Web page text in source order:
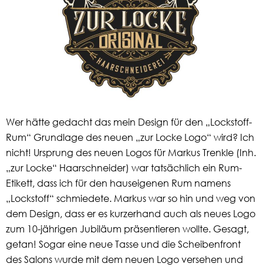
Wer hätte gedacht das mein Design für den „Lockstoff-
Rum“ Grundlage des neuen „zur Locke Logo“ wird? Ich
nicht! Ursprung des neuen Logos für Markus Trenkle (Inh.
„zur Locke“ Haarschneider) war tatsächlich ein Rum-
Etikett, dass ich für den hauseigenen Rum namens
„Lockstoff“ schmiedete. Markus war so hin und weg von
dem Design, dass er es kurzerhand auch als neues Logo
zum 10-jährigen Jubiläum präsentieren wollte. Gesagt,
getan! Sogar eine neue Tasse und die Scheibenfront
des Salons wurde mit dem neuen Logo versehen und